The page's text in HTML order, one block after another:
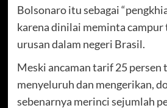
Bolsonaro itu sebagai
karena dinilai meminta campur
urusan dalam negeri Brasil.
Meski ancaman tarif 25 persen
menyeluruh dan mengerikan,
sebenarnya merinci sejumlah